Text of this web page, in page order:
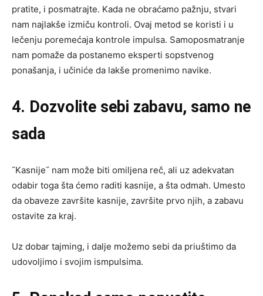
pratite, i posmatrajte. Kada ne obraćamo pažnju, stvari
nam najlakše izmiču kontroli. Ovaj metod se koristi i u
lečenju poremećaja kontrole impulsa. Samoposmatranje
nam pomaže da postanemo eksperti sopstvenog
ponašanja, i učiniće da lakše promenimo navike.
4. Dozvolite sebi zabavu, samo ne
sada
˝Kasnije˝ nam može biti omiljena reč, ali uz adekvatan
odabir toga šta ćemo raditi kasnije, a šta odmah. Umesto
da obaveze završite kasnije, završite prvo njih, a zabavu
ostavite za kraj.
Uz dobar tajming, i dalje možemo sebi da priuštimo da
udovoljimo i svojim ismpulsima.